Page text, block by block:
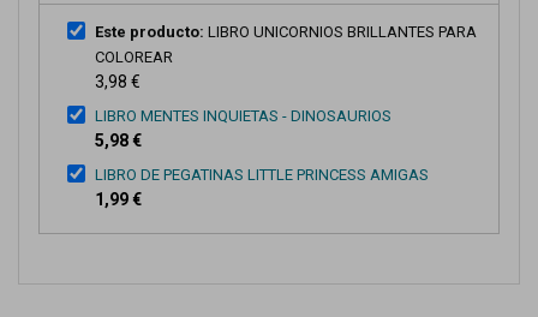
Este producto: LIBRO UNICORNIOS BRILLANTES PARA
COLOREAR
3,98 €
LIBRO MENTES INQUIETAS - DINOSAURIOS
5,98 €
LIBRO DE PEGATINAS LITTLE PRINCESS AMIGAS
1,99 €